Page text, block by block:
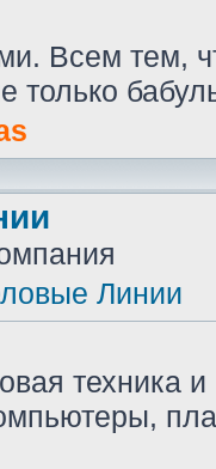
Всем тем,
только
Линии
техника и